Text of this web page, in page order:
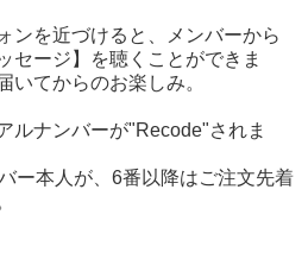
ンを近づけると、メンバーから
セージ】を聴くことができま
いてからのお楽しみ。
ルナンバーが"Recode"されま
ー本人が、6番以降はご注文先着